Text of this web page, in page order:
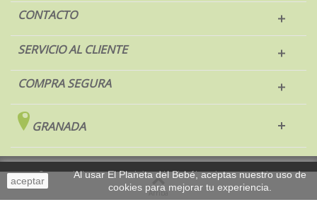
CONTACTO
SERVICIO AL CLIENTE
COMPRA SEGURA
GRANADA
aceptar
Al usar El Planeta del Bebé, aceptas nuestro uso de
cookies para mejorar tu experiencia.
© 2017 El Planeta del Bebé. Todos los derechos reservados.
Sobremesa
Arriba